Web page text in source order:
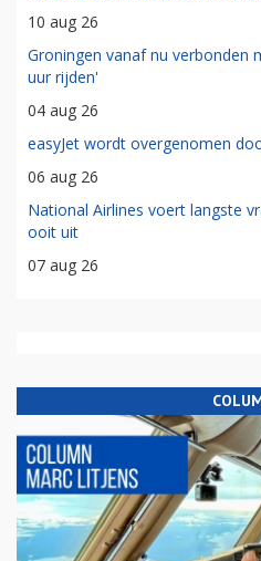
10 aug 26
Groningen vanaf nu verbonden
uur rijden'
04 aug 26
easyJet wordt overgenomen
06 aug 26
National Airlines voert langste
ooit uit
07 aug 26